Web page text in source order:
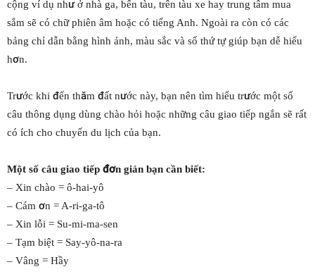
cộng ví dụ như ở nhà ga, bến tàu, trên tàu xe hay trung tâm mua
sắm sẽ có chữ phiên âm hoặc có tiếng Anh. Ngoài ra còn có các
bảng chỉ dẫn bằng hình ảnh, màu sắc và số thứ tự giúp bạn dễ hiểu
hơn.
Trước khi đến thăm đất nước này, bạn nên tìm hiểu trước một số
câu thông dụng dùng chào hỏi hoặc những câu giao tiếp ngắn sẽ rất
có ích cho chuyến du lịch của bạn.
Một số câu giao tiếp đơn giản bạn cần biết:
– Xin chào = ô-hai-yô
– Cám ơn = A-ri-ga-tô
– Xin lỗi = Su-mi-ma-sen
– Tạm biệt = Say-yô-na-ra
– Vâng = Hầy